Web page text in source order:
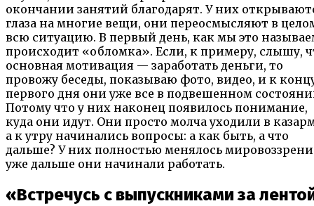
окончании занятий благодарят. У них
глаза на многие вещи, они переосмысляют в
всю ситуацию. В первый день, как мы это
происходит «обломка». Если, к примеру, слышу,
основная мотивация — заработать деньги, то
провожу беседы, показываю фото, видео, и к
первого дня они уже все в подвешенном
Потому что у них наконец появилось понимание,
куда они идут. Они просто молча уходили в
а к утру начинались вопросы: а как быть, а что
дальше? У них полностью менялось
уже дальше они начинали работать.
«Встречусь с выпускниками за